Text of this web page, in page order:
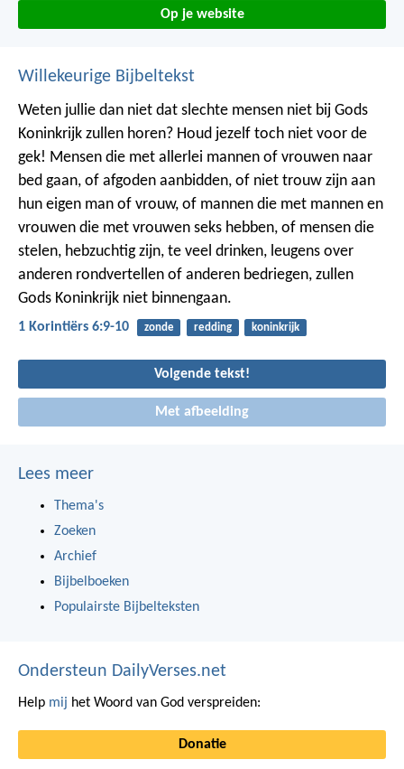
Op je website
Willekeurige Bijbeltekst
Weten jullie dan niet dat slechte mensen niet bij Gods
Koninkrijk zullen horen? Houd jezelf toch niet voor de
gek! Mensen die met allerlei mannen of vrouwen naar
bed gaan, of afgoden aanbidden, of niet trouw zijn aan
hun eigen man of vrouw, of mannen die met mannen en
vrouwen die met vrouwen seks hebben, of mensen die
stelen, hebzuchtig zijn, te veel drinken, leugens over
anderen rondvertellen of anderen bedriegen, zullen
Gods Koninkrijk niet binnengaan.
1 Korintiërs 6:9-10 zonde redding koninkrijk
Volgende tekst!
Met afbeelding
Lees meer
Thema's
Zoeken
Archief
Bijbelboeken
Populairste Bijbelteksten
Ondersteun DailyVerses.net
Help mij het Woord van God verspreiden:
Donatie